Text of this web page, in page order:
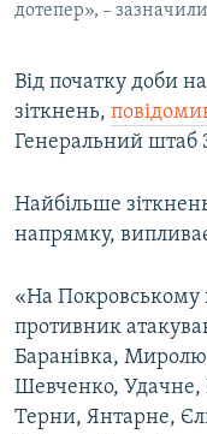
КТАТ
ДОЛУЧАЙСЯ!
дотепер», –
Від початку доби
зіткнень,
Генеральний штаб
Найбільше
напрямку,
«На Покровському
противник
Баранівка,
Шевченко, Удачне,
Терни, Янтарне,